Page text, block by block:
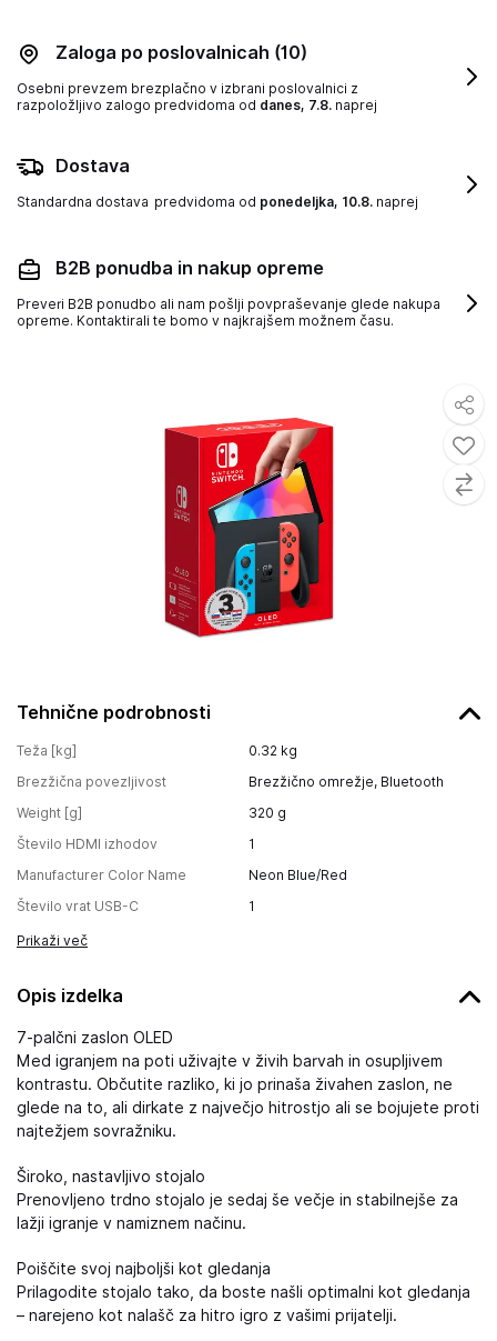
Tehnične podrobnosti
Teža [kg] 0.32 kg
Brezžična povezljivost
Brezžično omrežje, Bluetooth
Weight [g]
320 g
Število HDMI izhodov
1
Manufacturer Color Name
Neon Blue/Red
Število vrat USB-C
1
Prikaži več
Opis izdelka
7-palčni zaslon OLED
Med igranjem na poti uživajte v živih barvah in osupljivem
kontrastu. Občutite razliko, ki jo prinaša živahen zaslon, ne
glede na to, ali dirkate z največjo hitrostjo ali se bojujete proti
najtežjem sovražniku.
Široko, nastavljivo stojalo
Prenovljeno trdno stojalo je sedaj še večje in stabilnejše za
lažji igranje v namiznem načinu.
Poiščite svoj najboljši kot gledanja
Prilagodite stojalo tako, da boste našli optimalni kot gledanja
– narejeno kot nalašč za hitro igro z vašimi prijatelji.
Zaloga po poslovalnicah (10)
Osebni prevzem brezplačno v izbrani poslovalnici z
razpoložljivo zalogo predvidoma od danes, 7.8. naprej
Dostava
Standardna dostava predvidoma od ponedeljka, 10.8. naprej
B2B ponudba in nakup opreme
Preveri B2B ponudbo ali nam pošlji povpraševanje glede nakupa
opreme. Kontaktirali te bomo v najkrajšem možnem času.